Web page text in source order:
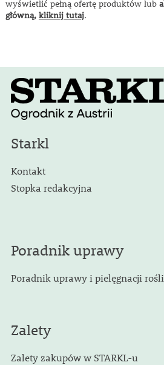
wyświetlić pełną ofertę produktów lub
główną, kliknij tutaj.
Starkl
Kontakt
Stopka redakcyjna
Poradnik uprawy
Poradnik uprawy i pielęgnacji
Zalety
Zalety zakupów w STARKL-u